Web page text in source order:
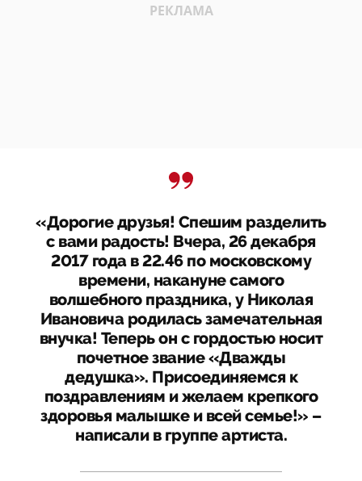
«Дорогие друзья! Спешим разделить
с вами радость! Вчера, 26 декабря
2017 года в 22.46 по московскому
времени, накануне самого
волшебного праздника, у Николая
Ивановича родилась замечательная
внучка! Теперь он с гордостью носит
почетное звание «Дважды
дедушка». Присоединяемся к
поздравлениям и желаем крепкого
здоровья малышке и всей семье!» –
написали в группе артиста.